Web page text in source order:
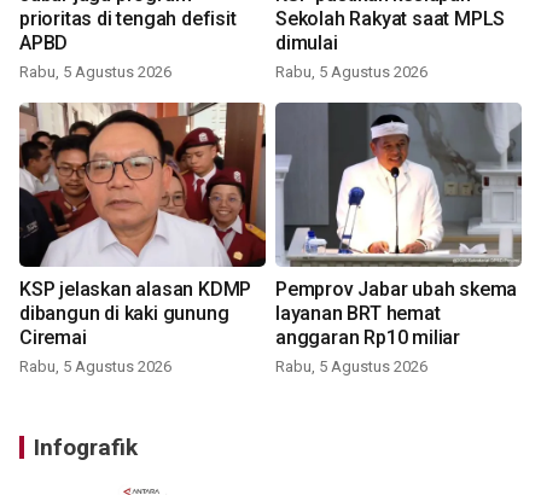
prioritas di tengah defisit
APBD
Rabu, 5 Agustus 2026
Sekolah Rakyat saat MPLS
dimulai
Rabu, 5 Agustus 2026
KSP jelaskan alasan KDMP
dibangun di kaki gunung
Ciremai
Rabu, 5 Agustus 2026
Pemprov Jabar ubah skema
layanan BRT hemat
anggaran Rp10 miliar
Rabu, 5 Agustus 2026
Infografik